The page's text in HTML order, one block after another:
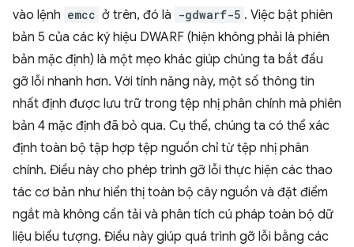
vào lệnh emcc ở trên, đó là -gdwarf-5 . Việc bật phiên
bản 5 của các ký hiệu DWARF (hiện không phải là phiên
bản mặc định) là một mẹo khác giúp chúng ta bắt đầu
gỡ lỗi nhanh hơn. Với tính năng này, một số thông tin
nhất định được lưu trữ trong tệp nhị phân chính mà phiên
bản 4 mặc định đã bỏ qua. Cụ thể, chúng ta có thể xác
định toàn bộ tập hợp tệp nguồn chỉ từ tệp nhị phân
chính. Điều này cho phép trình gỡ lỗi thực hiện các thao
tác cơ bản như hiển thị toàn bộ cây nguồn và đặt điểm
ngắt mà không cần tải và phân tích cú pháp toàn bộ dữ
liệu biểu tượng. Điều này giúp quá trình gỡ lỗi bằng các